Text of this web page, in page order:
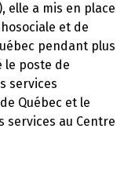
elle a mis en place
et de
pendant plus
le poste de
services
Québec et le
services au Centre